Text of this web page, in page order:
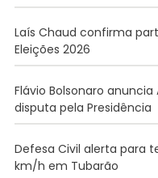
Laís Chaud confirma
Eleições 2026
Flávio Bolsonaro
disputa pela Presidência
Defesa Civil alerta para
km/h em Tubarão